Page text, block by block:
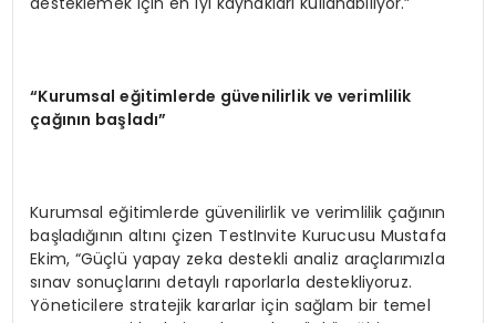
“Kurumsal eğitimlerde güvenilirlik ve verimlilik
çağının başladı”
Kurumsal eğitimlerde güvenilirlik ve verimlilik çağının
başladığının altını çizen TestInvite Kurucusu Mustafa
Ekim, “Güçlü yapay zeka destekli analiz araçlarımızla
sınav sonuçlarını detaylı raporlarla destekliyoruz.
Yöneticilere stratejik kararlar için sağlam bir temel